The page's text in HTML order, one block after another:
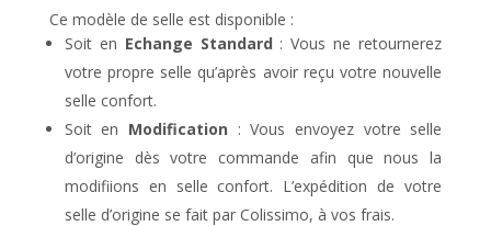
Ce modèle de selle est disponible :
Soit en Echange Standard : Vous ne retournerez
votre propre selle qu’après avoir reçu votre nouvelle
selle confort.
Soit en Modification : Vous envoyez votre selle
d’origine dès votre commande afin que nous la
modifiions en selle confort. L’expédition de votre
selle d’origine se fait par Colissimo, à vos frais.